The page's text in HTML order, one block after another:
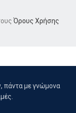
Όρους Χρήσης
πάντα με γνώμονα